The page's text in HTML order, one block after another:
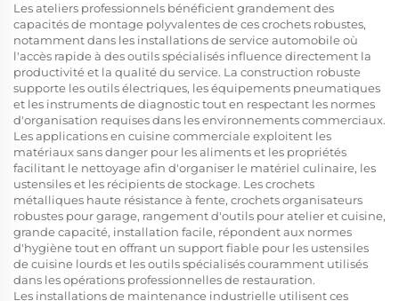
Les ateliers professionnels bénéficient grandement des
capacités de montage polyvalentes de ces crochets robustes,
notamment dans les installations de service automobile où
l'accès rapide à des outils spécialisés influence directement la
productivité et la qualité du service. La construction robuste
supporte les outils électriques, les équipements pneumatiques
et les instruments de diagnostic tout en respectant les normes
d'organisation requises dans les environnements commerciaux.
Les applications en cuisine commerciale exploitent les
matériaux sans danger pour les aliments et les propriétés
facilitant le nettoyage afin d'organiser le matériel culinaire, les
ustensiles et les récipients de stockage. Les crochets
métalliques haute résistance à fente, crochets organisateurs
robustes pour garage, rangement d'outils pour atelier et cuisine,
grande capacité, installation facile, répondent aux normes
d'hygiène tout en offrant un support fiable pour les ustensiles
de cuisine lourds et les outils spécialisés couramment utilisés
dans les opérations professionnelles de restauration.
Les installations de maintenance industrielle utilisent ces